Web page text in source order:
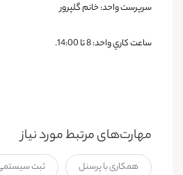
سرپرست واحد: خانم گلپرور
ساعت كاري واحد: 8 تا 14:00 .
مهارت‌های مرتبط مورد نیاز
همکاری با پرسنل ثبت